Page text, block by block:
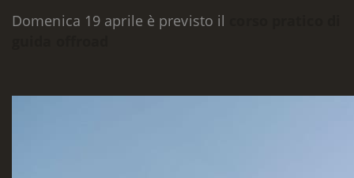
Domenica 19 aprile è previsto il